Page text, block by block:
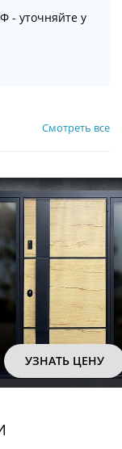
- уточняйте у
Смотреть все
УЗНАТЬ ЦЕНУ